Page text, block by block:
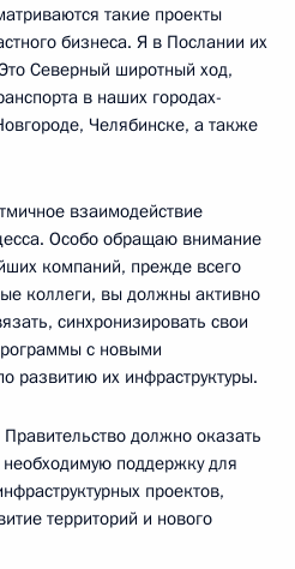
такие проекты
бизнеса. Я в Послании их
Северный широтный ход,
в наших городах-
Челябинске, а также
взаимодействие
Особо обращаю внимание
компаний, прежде всего
коллеги, вы должны активно
синхронизировать свои
с новыми
развитию их инфраструктуры.
должно оказать
поддержку для
проектов,
территорий и нового